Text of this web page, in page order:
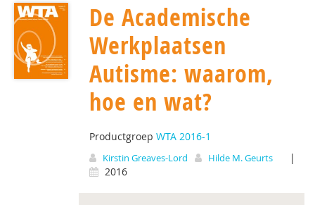
De Academische
Werkplaatsen
Autisme: waarom,
hoe en wat?
Productgroep WTA 2016-1
Kirstin Greaves-Lord Hilde M. Geurts
|
2016